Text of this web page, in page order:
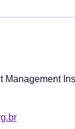
Management